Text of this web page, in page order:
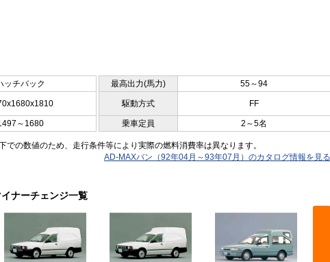
ッチバック 最高出力(馬力)
55～94
駆動方式 FF
～1680 乗車定員 2～5名
の数値のため、走行条件等により実際の燃料消費率は異なります。
AD-MAXバン（92年04月～93年07月）のカタログ情報を見る
ナーチェンジ一覧